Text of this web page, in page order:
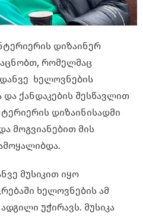
დიზაინერ
რომელმაც
ხელოვნების
ქანდაკების შესწავლით
დიზაინისადმი
მოგვიანებით მის
მუსიკით იყო
ხელოვნების ამ
უჭირავს. მუსიკა